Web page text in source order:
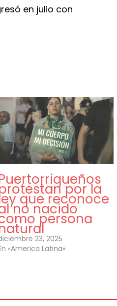
en julio con
por la
que reconoce
no nacido
persona
23, 2025
«America Latina»